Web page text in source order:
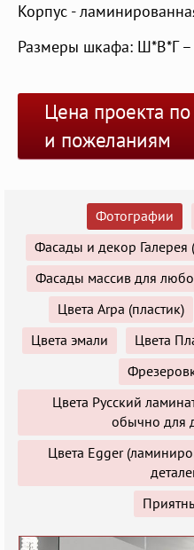
Корпус -
Размеры шкафа: Ш*В*Г
Цена проекта
и пожеланиям
Фотографии
Фасады и декор
Фасады массив для
Цвета Arpa (пластик)
Цвета эмали
Цвета
Цвета Русский
обычно для
Цвета Egger